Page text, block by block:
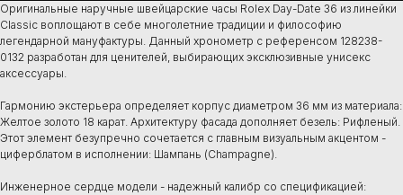
Оригинальные наручные швейцарские часы Rolex Day-Date 36 из линейки
Classic воплощают в себе многолетние традиции и философию
легендарной мануфактуры. Данный хронометр с референсом 128238-
0132 разработан для ценителей, выбирающих эксклюзивные унисекс
аксессуары.
Гармонию экстерьера определяет корпус диаметром 36 мм из материала:
Желтое золото 18 карат. Архитектуру фасада дополняет безель: Рифленый.
Этот элемент безупречно сочетается с главным визуальным акцентом -
циферблатом в исполнении: Шампань (Champagne).
Инженерное сердце модели - надежный калибр со спецификацией: